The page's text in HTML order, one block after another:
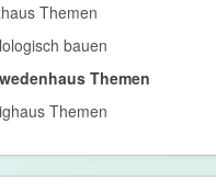
Themen
bauen
Themen
Themen